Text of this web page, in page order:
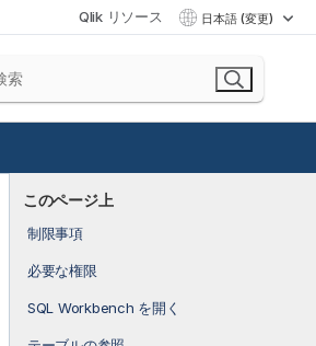
Qlik リソース 日本語 (変更)
このページ上
制限事項
必要な権限
SQL Workbench を開く